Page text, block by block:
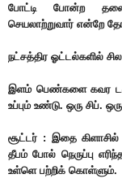
போட்டி போன்ற
செயலாற்றுவார் என்றே
நட்சத்திர ஓட்டல்களில்
இளம் பெண்களை கவர
உப்பும் உண்டு. ஒரு சிப்.
சூட்டர் : இதை கிளாசில்
தீபம் போல் நெருப்பு
உள்ளெ பற்றிக் கொள்ளும்.